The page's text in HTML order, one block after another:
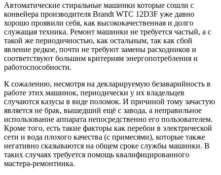
Автоматические стиральные машинки которые сошли с
конвейера производителя Brandt WTC 12D3F уже давно
хорошо проявили себя, как высококачественная и долго
служащая техника. Ремонт машинки не требуется частый, а с
такой же периодичностью, как остальным, так как сбой
явление редкое, почти не требуют замены расходников и
соответствуют большим критериям энергопотребления и
работоспособности.
К сожалению, несмотря на декларируемую безаварийность в
работе этих машинок, периодически у их владельцев
случаются казусы в виде поломок. И причиной тому зачастую
является не брак, вышедший ещё с завода, а неправильное
использование аппарата непосредственно его пользователем.
Кроме того, есть такие факторы как перебои в электрической
сети и вода плохого качества (с примесями), которые также
негативно сказываются на общем сроке службы машинки. В
таких случаях требуется помощь квалифицированного
мастера-ремонтника.